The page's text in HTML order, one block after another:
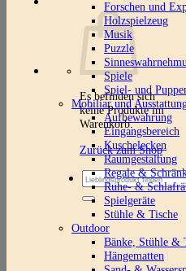
Es befinden sich
keine Produkte im
Warenkorb.
Zurück zum Shop
Suchen
nach:
Forschen und
Holzspielzeug
Musik
Puzzle
Spiele
Spiel- und
Mobiliar und
Aufbewahrung
Eingangsbereich
Kuschelecken
Raumgestaltung
Regale &
Ruhe- &
Spielgeräte
Stühle & Tische
Outdoor
Bänke, Stühle &
Hängematten